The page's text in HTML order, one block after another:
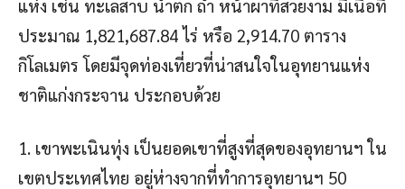
แห่ง เช่น ทะเลสาบ น้ำตก ถ้ำ หน้าผาที่สวยงาม มีเนื้อที่
ประมาณ 1,821,687.84 ไร่ หรือ 2,914.70 ตาราง
กิโลเมตร โดยมีจุดท่องเที่ยวที่น่าสนใจในอุทยานแห่ง
ชาติแก่งกระจาน ประกอบด้วย
1. เขาพะเนินทุ่ง เป็นยอดเขาที่สูงที่สุดของอุทยานฯ ใน
เขตประเทศไทย อยู่ห่างจากที่ทำการอุทยานฯ 50